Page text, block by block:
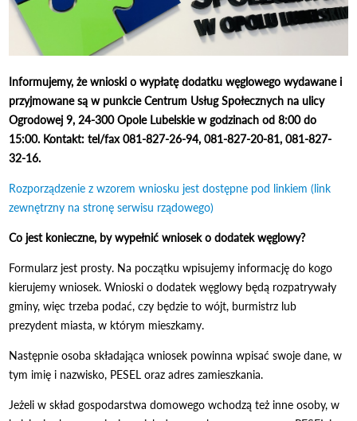
Informujemy, że wnioski o wypłatę dodatku węglowego wydawane i
przyjmowane są w punkcie Centrum Usług Społecznych na ulicy
Ogrodowej 9, 24-300 Opole Lubelskie w godzinach od 8:00 do
15:00. Kontakt: tel/fax 081-827-26-94, 081-827-20-81, 081-827-
32-16.
Rozporządzenie z wzorem wniosku jest dostępne pod linkiem (link
zewnętrzny na stronę serwisu rządowego)
Co jest konieczne, by wypełnić wniosek o dodatek węglowy?
Formularz jest prosty. Na początku wpisujemy informację do kogo
kierujemy wniosek. Wnioski o dodatek węglowy będą rozpatrywały
gminy, więc trzeba podać, czy będzie to wójt, burmistrz lub
prezydent miasta, w którym mieszkamy.
Następnie osoba składająca wniosek powinna wpisać swoje dane, w
tym imię i nazwisko, PESEL oraz adres zamieszkania.
Jeżeli w skład gospodarstwa domowego wchodzą też inne osoby, w